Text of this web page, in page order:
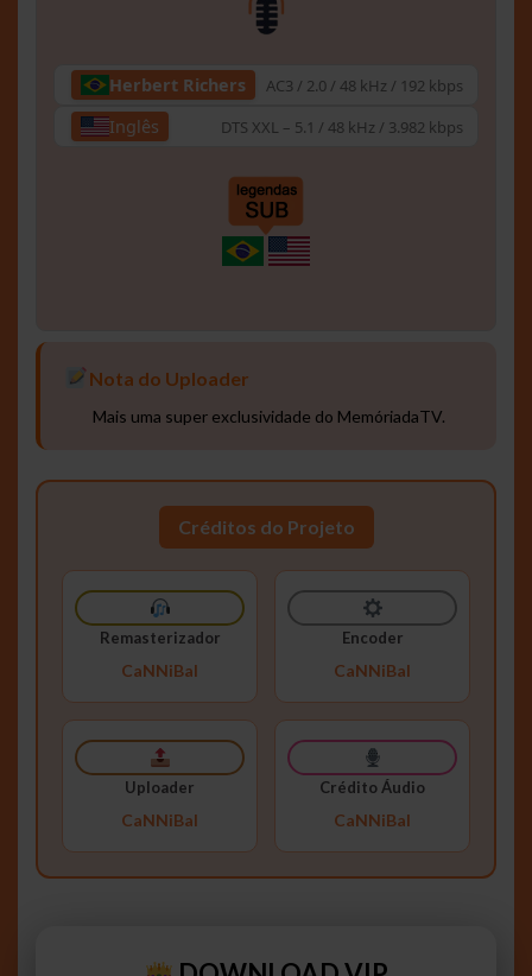
Herbert Richers AC3 / 2.0 / 48 kHz / 192 kbps
Inglês DTS XXL – 5.1 / 48 kHz / 3.982 kbps
Nota do Uploader
Mais uma super exclusividade do MemóriadaTV.
Créditos do Projeto
Remasterizador
CaNNiBal
Encoder
CaNNiBal
Uploader
CaNNiBal
Crédito Áudio
CaNNiBal